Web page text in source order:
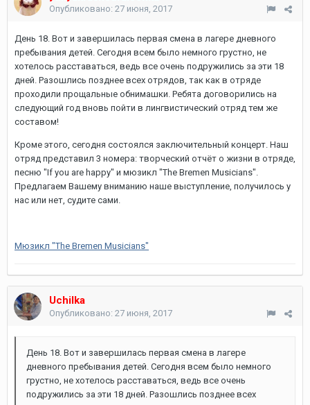
Опубликовано: 27 июня, 2017
День 18. Вот и завершилась первая смена в лагере дневного
пребывания детей. Сегодня всем было немного грустно, не
хотелось расставаться, ведь все очень подружились за эти 18
дней. Разошлись позднее всех отрядов, так как в отряде
проходили прощальные обнимашки. Ребята договорились на
следующий год вновь пойти в лингвистический отряд тем же
составом!
Кроме этого, сегодня состоялся заключительный концерт. Наш
отряд представил 3 номера: творческий отчёт о жизни в отряде,
песню "If you are happy" и мюзикл "The Bremen Musicians".
Предлагаем Вашему вниманию наше выступление, получилось у
нас или нет, судите сами.
Мюзикл "The Bremen Musicians"
Uchilka
Опубликовано: 27 июня, 2017
День 18. Вот и завершилась первая смена в лагере
дневного пребывания детей. Сегодня всем было немного
грустно, не хотелось расставаться, ведь все очень
подружились за эти 18 дней. Разошлись позднее всех